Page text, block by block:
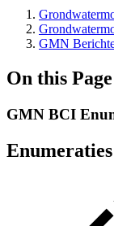
GMN
On this Page
GMN BCI
Enumeraties